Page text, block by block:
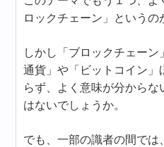
ロックチェーン」というの
しかし「ブロックチェー
通貨」や「ビットコイン」
らず、よく意味が分から
はないでしょうか。
でも、一部の識者の間では